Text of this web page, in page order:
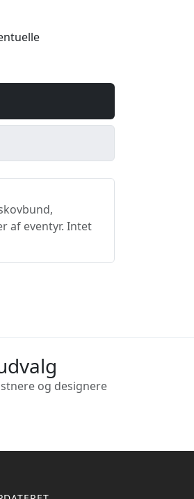
af eventyr. Intet
og designere